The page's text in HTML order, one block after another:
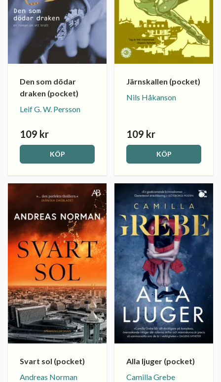
Den som dödar
draken (pocket)
Leif G. W. Persson
109 kr
KÖP
Järnskallen (pocket)
Nils Håkanson
109 kr
KÖP
Svart sol (pocket)
Andreas Norman
Alla ljuger (pocket)
Camilla Grebe